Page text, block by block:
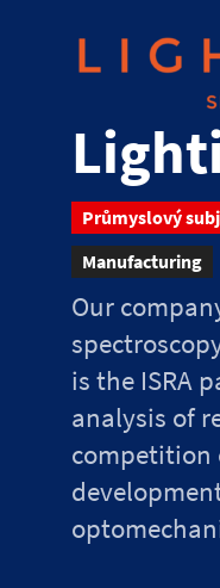
Průmyslový
Manufacturing
Our
is the ISRA
analysis of
competition